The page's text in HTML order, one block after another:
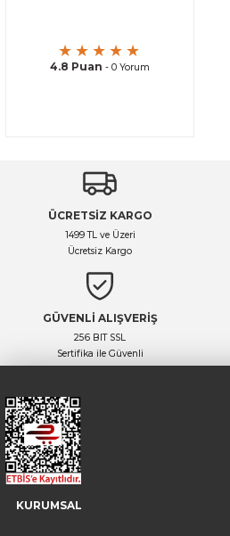
4.8 Puan - 0 Yorum
ÜCRETSİZ KARGO
1499 TL ve Üzeri
Ücretsiz Kargo
GÜVENLİ ALIŞVERİŞ
256 BIT SSL
Sertifika ile Güvenli
KURUMSAL